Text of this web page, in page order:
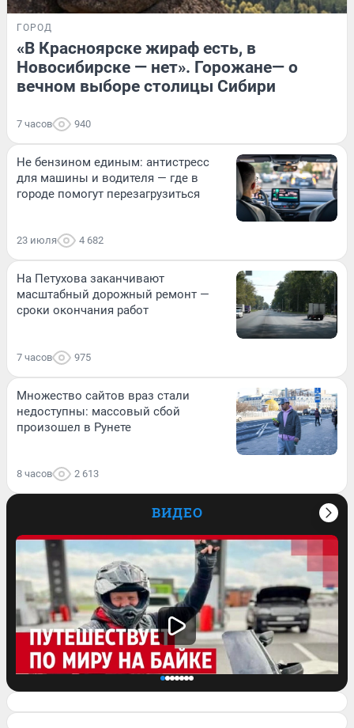
ГОРОД
«В Красноярске жираф есть, в
Новосибирске — нет». Горожане— о
вечном выборе столицы Сибири
7 часов 940
Не бензином единым: антистресс
для машины и водителя — где в
городе помогут перезагрузиться
23 июля 4 682
На Петухова заканчивают
масштабный дорожный ремонт —
сроки окончания работ
7 часов 975
Множество сайтов враз стали
недоступны: массовый сбой
произошел в Рунете
8 часов 2 613
ВИДЕО